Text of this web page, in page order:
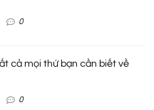
0
cả mọi thứ bạn cần biết về
0